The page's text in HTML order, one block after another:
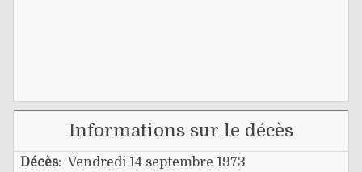
Informations sur le décès
Décès: Vendredi 14 septembre 1973